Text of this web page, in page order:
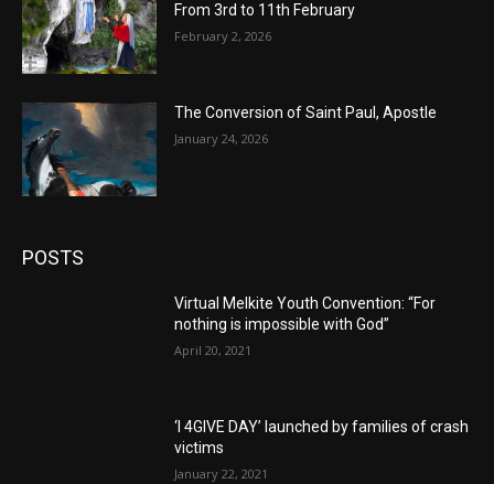
From 3rd to 11th February
February 2, 2026
The Conversion of Saint Paul, Apostle
January 24, 2026
POSTS
Virtual Melkite Youth Convention: “For
nothing is impossible with God”
April 20, 2021
‘I 4GIVE DAY’ launched by families of crash
victims
January 22, 2021